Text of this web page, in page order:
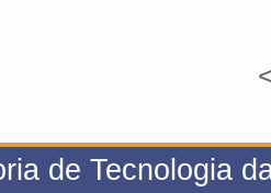
de Tecnologia